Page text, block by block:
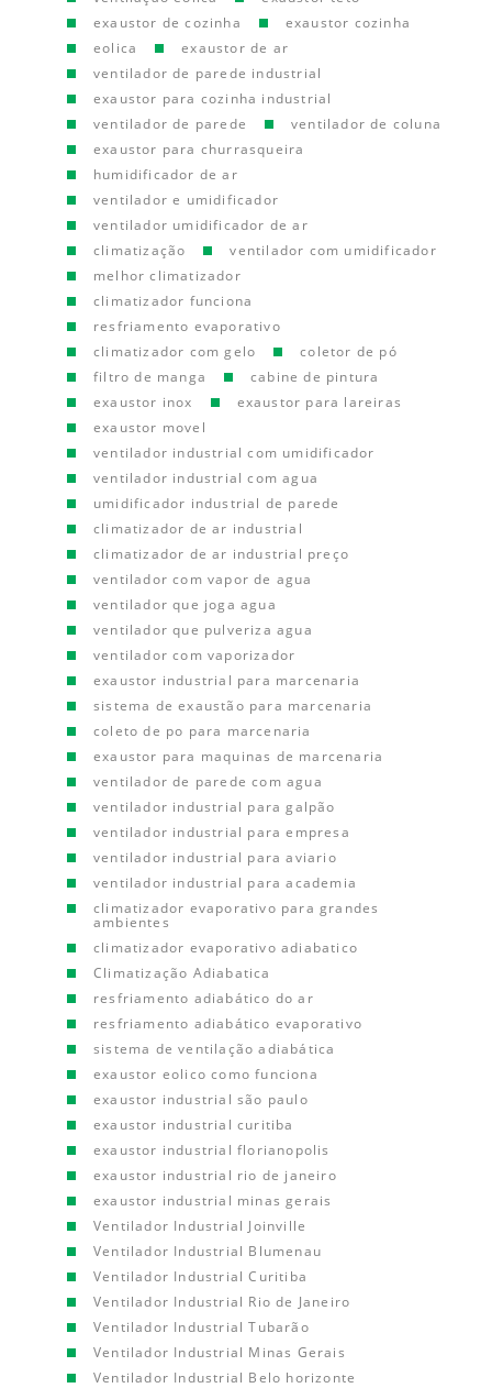
exaustor de cozinha
exaustor cozinha
eolica
exaustor de ar
ventilador de parede industrial
exaustor para cozinha industrial
ventilador de parede
ventilador de coluna
exaustor para churrasqueira
humidificador de ar
ventilador e umidificador
ventilador umidificador de ar
climatização
ventilador com umidificador
melhor climatizador
climatizador funciona
resfriamento evaporativo
climatizador com gelo
coletor de pó
filtro de manga
cabine de pintura
exaustor inox
exaustor para lareiras
exaustor movel
ventilador industrial com umidificador
ventilador industrial com agua
umidificador industrial de parede
climatizador de ar industrial
climatizador de ar industrial preço
ventilador com vapor de agua
ventilador que joga agua
ventilador que pulveriza agua
ventilador com vaporizador
exaustor industrial para marcenaria
sistema de exaustão para marcenaria
coleto de po para marcenaria
exaustor para maquinas de marcenaria
ventilador de parede com agua
ventilador industrial para galpão
ventilador industrial para empresa
ventilador industrial para aviario
ventilador industrial para academia
climatizador evaporativo para grandes
ambientes
climatizador evaporativo adiabatico
Climatização Adiabatica
resfriamento adiabático do ar
resfriamento adiabático evaporativo
sistema de ventilação adiabática
exaustor eolico como funciona
exaustor industrial são paulo
exaustor industrial curitiba
exaustor industrial florianopolis
exaustor industrial rio de janeiro
exaustor industrial minas gerais
Ventilador Industrial Joinville
Ventilador Industrial Blumenau
Ventilador Industrial Curitiba
Ventilador Industrial Rio de Janeiro
Ventilador Industrial Tubarão
Ventilador Industrial Minas Gerais
Ventilador Industrial Belo horizonte